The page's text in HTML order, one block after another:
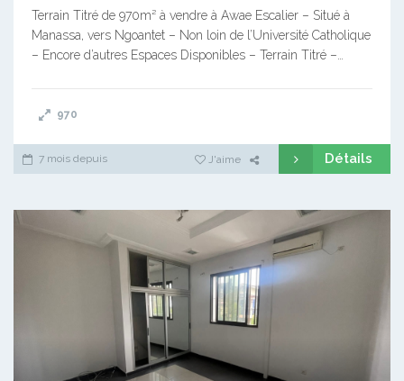
Terrain Titré de 970m² à vendre à Awae Escalier – Situé à
Manassa, vers Ngoantet – Non loin de l’Université Catholique
– Encore d’autres Espaces Disponibles – Terrain Titré –…
970
7 mois depuis J'aime Détails